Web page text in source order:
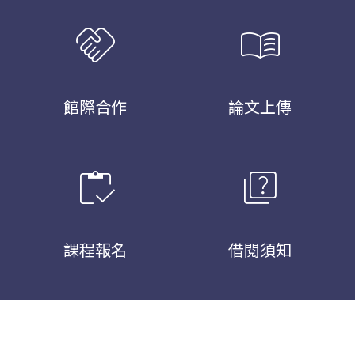
handshake
館際合作
menu_book
論文上傳
inventory
課程報名
quiz
借閱須知